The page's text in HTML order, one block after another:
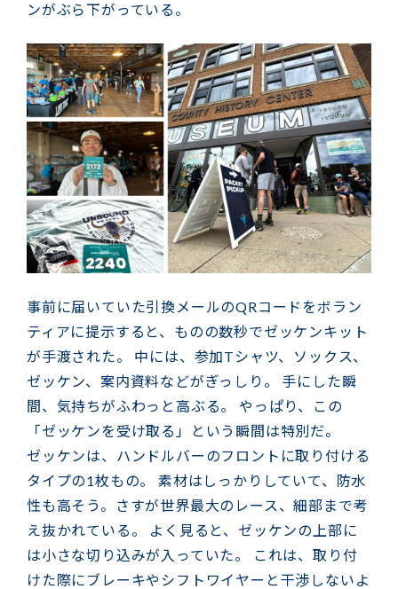
ンがぶら下がっている。
事前に届いていた引換メールのQRコードをボラン
ティアに提示すると、ものの数秒でゼッケンキット
が手渡された。 中には、参加Tシャツ、ソックス、
ゼッケン、案内資料などがぎっしり。 手にした瞬
間、気持ちがふわっと高ぶる。 やっぱり、この
「ゼッケンを受け取る」という瞬間は特別だ。
ゼッケンは、ハンドルバーのフロントに取り付ける
タイプの1枚もの。 素材はしっかりしていて、防水
性も高そう。さすが世界最大のレース、細部まで考
え抜かれている。 よく見ると、ゼッケンの上部に
は小さな切り込みが入っていた。 これは、取り付
けた際にブレーキやシフトワイヤーと干渉しないよ